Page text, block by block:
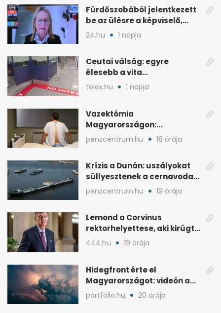
Fürdőszobából jelentkezett
be az ülésre a képviselő,
árny tűnt fel mögötte
24.hu 1 napja
Ceutai válság: egyre
élesebb a vita
Spanyolország és
Olaszország között
telex.hu 1 napja
Vazektómia
Magyarországon:
magánban is akár egy év a
várólista
penzcentrum.hu 18 órája
Krízis a Dunán: uszályokat
süllyesztenek a cernavodai
atomerőműért
penzcentrum.hu 19 órája
Lemond a Corvinus
rektorhelyettese, aki kirúgta
Ádám Zoltánt
444.hu 19 órája
Hidegfront érte el
Magyarországot: videón a
látványos időjárásváltás
portfolio.hu 20 órája